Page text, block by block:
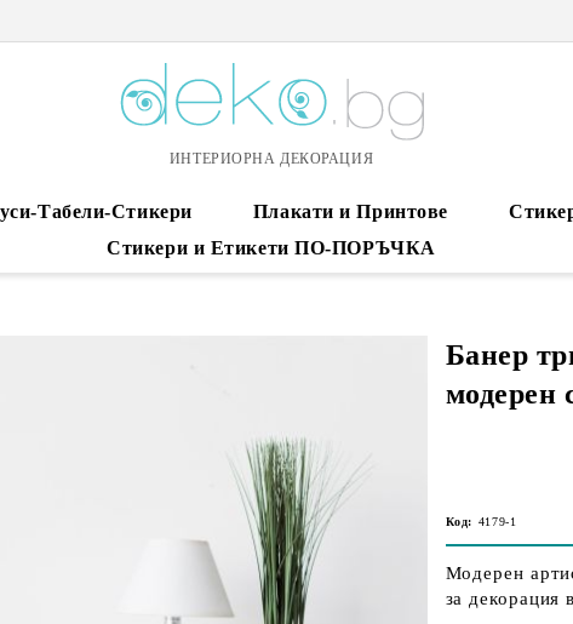
ИНТЕРИОРНА ДЕКОРАЦИЯ
Табели-Стикери Плакати и Принтове
Стикери и Етикети ПО-ПОРЪЧКА
Банер
модерен
Код: 4179-1
Модерен
за декорация